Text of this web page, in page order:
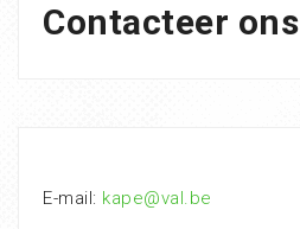
Contacteer ons
E-mail: kape@val.be